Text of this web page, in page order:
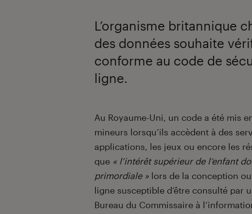
L’organisme britannique
des données souhaite
conforme au code de
ligne.
Introduction
Au Royaume-Uni, un code a été mis
mineurs lorsqu’ils accèdent à des
applications, les jeux ou encore les
que « l’intérêt supérieur de l’enfant
primordiale » lors de la conception
ligne susceptible d’être consulté par
Bureau du Commissaire à